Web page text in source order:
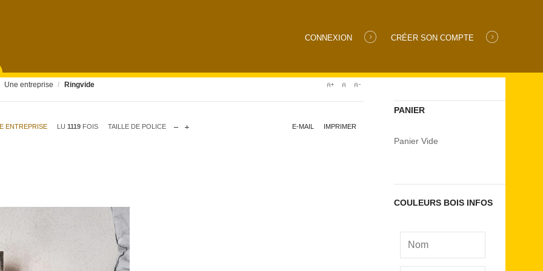
CONNEXION CRÉER SON COMPTE
Une entreprise / Ringvide
ENTREPRISE LU 1119FOIS TAILLE DE POLICE IMPRIMER
E-MAIL
PANIER
Panier Vide
COULEURS BOIS INFOS
IDENTIFIANT
MOT DE PASSE